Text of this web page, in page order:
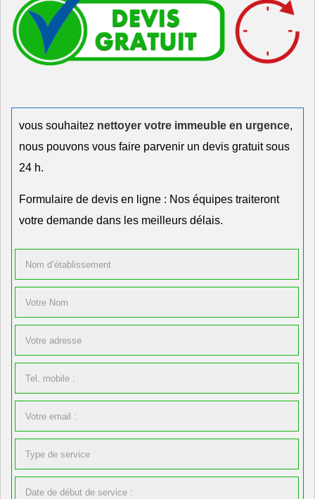
vous souhaitez nettoyer votre immeuble en urgence,
nous pouvons vous faire parvenir un devis gratuit sous
24 h.
Formulaire de devis en ligne : Nos équipes traiteront
votre demande dans les meilleurs délais.